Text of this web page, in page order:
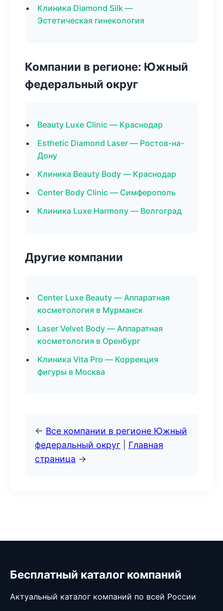
Клиника Diamond Silk —
Эстетическая гинекология
Компании в регионе: Южный
федеральный округ
Beauty Luxe Clinic — Краснодар
Esthetic Diamond Laser — Ростов-на-
Дону
Клиника Beauty Body — Краснодар
Center Body Clinic — Симферополь
Клиника Luxe Harmony — Волгоград
Другие компании
Center Luxe Beauty — Аппаратная
косметология в Мурманск
Laser Velvet Body — Аппаратная
косметология в Оренбург
Клиника Vita Pro — Коррекция
фигуры в Москва
← Все компании в регионе Южный
федеральный округ
Главная
страница →
Бесплатный каталог компаний
Актуальный каталог компаний по всей России